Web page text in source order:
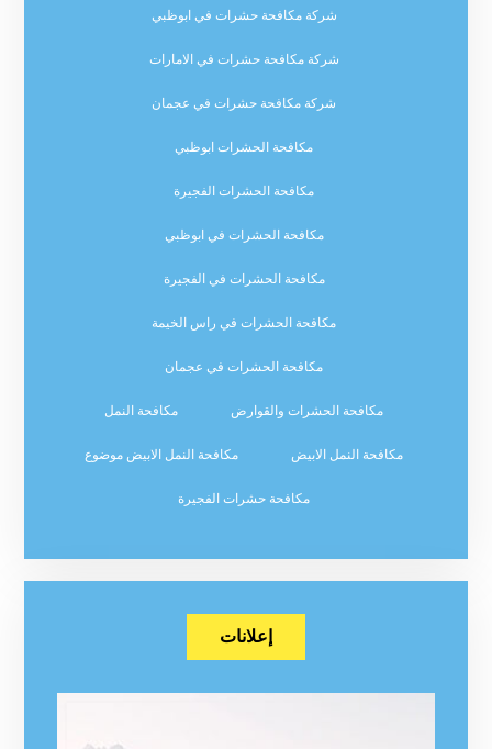
شركة مكافحة حشرات في ابوظبي
شركة مكافحة حشرات في الامارات
شركة مكافحة حشرات في عجمان
مكافحة الحشرات ابوظبي
مكافحة الحشرات الفجيرة
مكافحة الحشرات في ابوظبي
مكافحة الحشرات في الفجيرة
مكافحة الحشرات في راس الخيمة
مكافحة الحشرات في عجمان
مكافحة الحشرات والقوارض مكافحة النمل
مكافحة النمل الابيض مكافحة النمل الابيض موضوع
مكافحة حشرات الفجيرة
إعلانات